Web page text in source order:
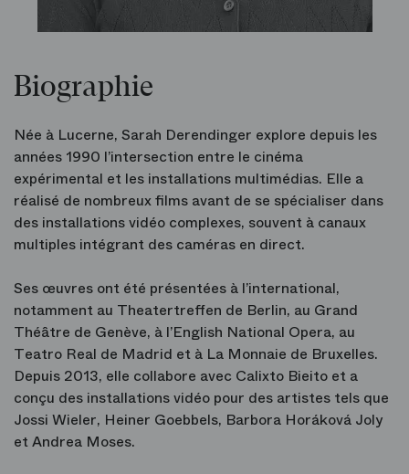
Biographie
Née à Lucerne, Sarah Derendinger explore depuis les
années 1990 l’intersection entre le cinéma
expérimental et les installations multimédias. Elle a
réalisé de nombreux films avant de se spécialiser dans
des installations vidéo complexes, souvent à canaux
multiples intégrant des caméras en direct.
Ses œuvres ont été présentées à l’international,
notamment au Theatertreffen de Berlin, au Grand
Théâtre de Genève, à l’English National Opera, au
Teatro Real de Madrid et à La Monnaie de Bruxelles.
Depuis 2013, elle collabore avec Calixto Bieito et a
conçu des installations vidéo pour des artistes tels que
Jossi Wieler, Heiner Goebbels, Barbora Horáková Joly
et Andrea Moses.